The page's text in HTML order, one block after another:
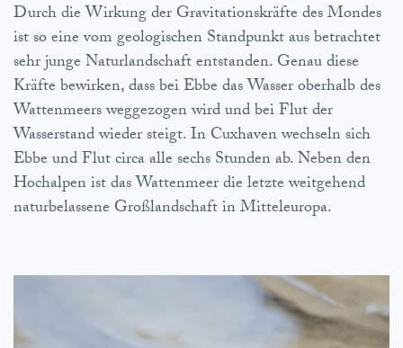
Durch die Wirkung der Gravitationskräfte des Mondes
ist so eine vom geologischen Standpunkt aus betrachtet
sehr junge Naturlandschaft entstanden. Genau diese
Kräfte bewirken, dass bei Ebbe das Wasser oberhalb des
Wattenmeers weggezogen wird und bei Flut der
Wasserstand wieder steigt. In Cuxhaven wechseln sich
Ebbe und Flut circa alle sechs Stunden ab. Neben den
Hochalpen ist das Wattenmeer die letzte weitgehend
naturbelassene Großlandschaft in Mitteleuropa.